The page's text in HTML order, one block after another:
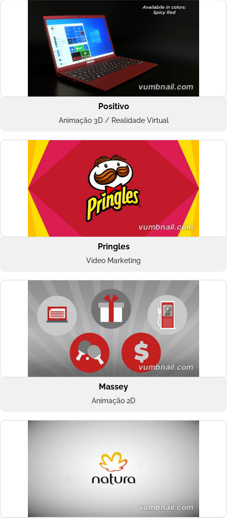
Positivo
Animação 3D / Realidade Virtual
Pringles
Vídeo Marketing
Massey
Animação 2D